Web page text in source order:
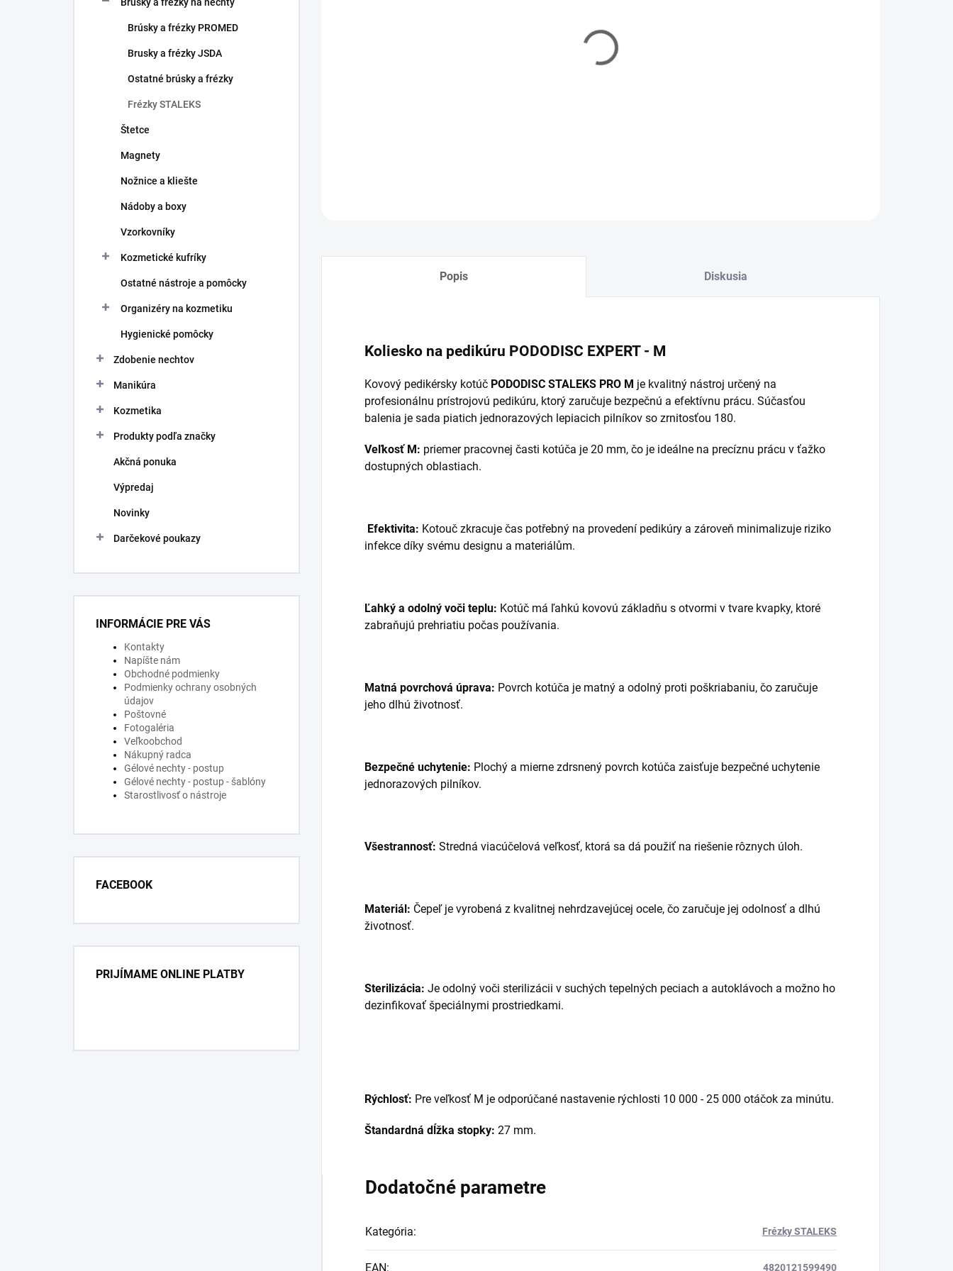
Brúsky a frézky PROMED
Brusky a frézky JSDA
Ostatné brúsky a frézky
Frézky STALEKS
Štetce
Magnety
Nožnice a kliešte
Nádoby a boxy
Vzorkovníky
Kozmetické kufríky
Ostatné nástroje a pomôcky
Organizéry na kozmetiku
Hygienické pomôcky
Zdobenie nechtov
Manikúra
Kozmetika
Produkty podľa značky
Akčná ponuka
Výpredaj
Novinky
Darčekové poukazy
INFORMÁCIE PRE VÁS
Kontakty
Napíšte nám
Obchodné podmienky
Podmienky ochrany osobných
údajov
Poštovné
Fotogaléria
Veľkoobchod
Nákupný radca
Gélové nechty - postup
Gélové nechty - postup - šablóny
Starostlivosť o nástroje
FACEBOOK
PRIJÍMAME ONLINE PLATBY
Popis Diskusia
Koliesko na pedikúru PODODISC EXPERT - M
Kovový pedikérsky kotúč PODODISC STALEKS PRO M je kvalitný nástroj určený na
profesionálnu prístrojovú pedikúru, ktorý zaručuje bezpečnú a efektívnu prácu. Súčasťou
balenia je sada piatich jednorazových lepiacich pilníkov so zrnitosťou 180.
Veľkosť M: priemer pracovnej časti kotúča je 20 mm, čo je ideálne na precíznu prácu v ťažko
dostupných oblastiach.
Efektivita: Kotouč zkracuje čas potřebný na provedení pedikúry a zároveň minimalizuje riziko
infekce díky svému designu a materiálům.
Ľahký a odolný voči teplu: Kotúč má ľahkú kovovú základňu s otvormi v tvare kvapky, ktoré
zabraňujú prehriatiu počas používania.
Matná povrchová úprava: Povrch kotúča je matný a odolný proti poškriabaniu, čo zaručuje
jeho dlhú životnosť.
Bezpečné uchytenie: Plochý a mierne zdrsnený povrch kotúča zaisťuje bezpečné uchytenie
jednorazových pilníkov.
Všestrannosť: Stredná viacúčelová veľkosť, ktorá sa dá použiť na riešenie rôznych úloh.
Materiál: Čepeľ je vyrobená z kvalitnej nehrdzavejúcej ocele, čo zaručuje jej odolnosť a dlhú
životnosť.
Sterilizácia: Je odolný voči sterilizácii v suchých tepelných peciach a autoklávoch a možno ho
dezinfikovať špeciálnymi prostriedkami.
Rýchlosť: Pre veľkosť M je odporúčané nastavenie rýchlosti 10 000 - 25 000 otáčok za minútu.
Štandardná dĺžka stopky: 27 mm.
Dodatočné parametre
Kategória: Frézky STALEKS
EAN: 4820121599490